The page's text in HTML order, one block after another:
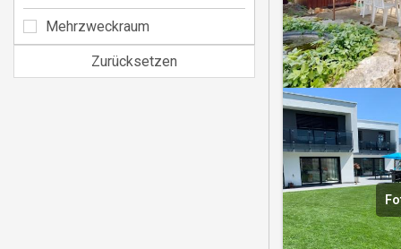
Mehrzweckraum
Zurücksetzen